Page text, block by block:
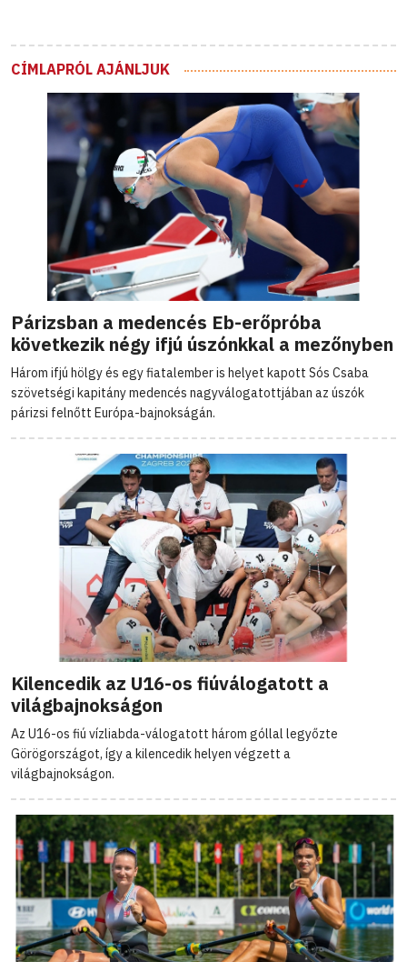
CÍMLAPRÓL AJÁNLJUK
Párizsban a medencés Eb-erőpróba
következik négy ifjú úszónkkal a mezőnyben
Három ifjú hölgy és egy fiatalember is helyet kapott Sós Csaba
szövetségi kapitány medencés nagyválogatottjában az úszók
párizsi felnőtt Európa-bajnokságán.
Kilencedik az U16-os fiúválogatott a
világbajnokságon
Az U16-os fiú vízliabda-válogatott három góllal legyőzte
Görögországot, így a kilencedik helyen végzett a
világbajnokságon.